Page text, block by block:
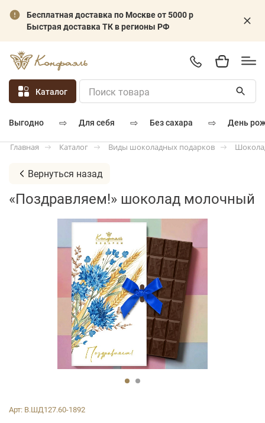
Бесплатная доставка по Москве от 5000 р
Быстрая доставка ТК в регионы РФ
Каталог
выгодно ⇨ для себя ⇨ без сахара ⇨ день
Главная Каталог Виды шоколадных подарков
Вернуться назад
«Поздравляем!» шоколад молочный
Арт: В.ШД127.60-1892